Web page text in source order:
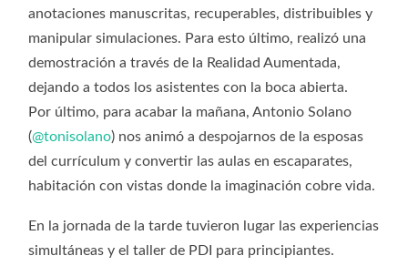
anotaciones manuscritas, recuperables, distribuibles y
manipular simulaciones. Para esto último, realizó una
demostración a través de la Realidad Aumentada,
dejando a todos los asistentes con la boca abierta.
Por último, para acabar la mañana, Antonio Solano
(@tonisolano) nos animó a despojarnos de la esposas
del currículum y convertir las aulas en escaparates,
habitación con vistas donde la imaginación cobre vida.
En la jornada de la tarde tuvieron lugar las experiencias
simultáneas y el taller de PDI para principiantes.